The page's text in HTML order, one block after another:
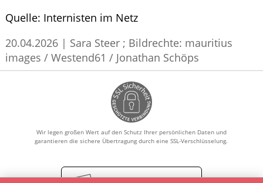
Quelle: Internisten im Netz
20.04.2026 | Sara Steer ; Bildrechte: mauritius
images / Westend61 / Jonathan Schöps
Wir legen großen Wert auf den Schutz Ihrer persönlichen Daten und
garantieren die sichere Übertragung durch eine SSL-Verschlüsselung.